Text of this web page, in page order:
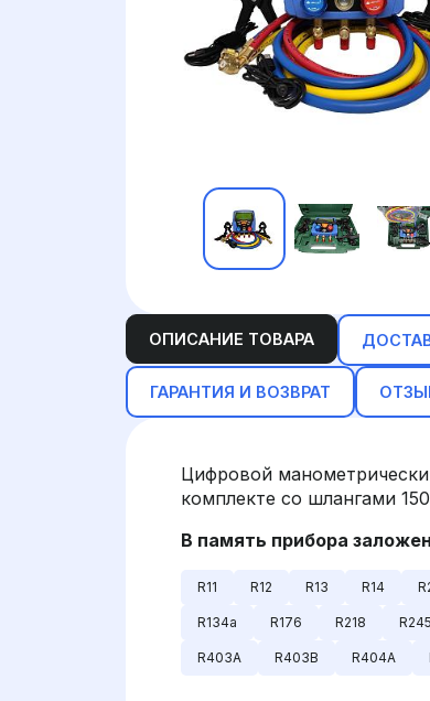
ОПИСАНИЕ ТОВАРА
ГАРАНТИЯ И ВОЗВРАТ
Цифровой
комплекте со шлангами
В память прибора
R11 R12 R13 R14
R134a R176 R218
R403A R403B R404A